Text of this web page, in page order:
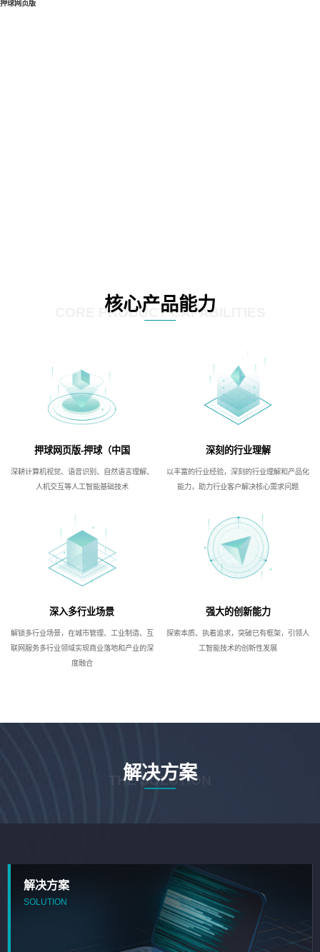
押球网页版
核心产品能力
CORE PRODUCT CAPABILITIES
押球网页版-押球（中国
深耕计算机视觉、语音识别、自然语言理解、
人机交互等人工智能基础技术
深刻的行业理解
以丰富的行业经验，深刻的行业理解和产品化
能力，助力行业客户解决核心需求问题
深入多行业场景
解锁多行业场景，在城市管理、工业制造、互
联网服务多行业领域实现商业落地和产业的深
度融合
强大的创新能力
探索本质、执着追求，突破已有框架，引领人
工智能技术的创新性发展
解决方案
THE SOLUTION
解决方案
SOLUTION